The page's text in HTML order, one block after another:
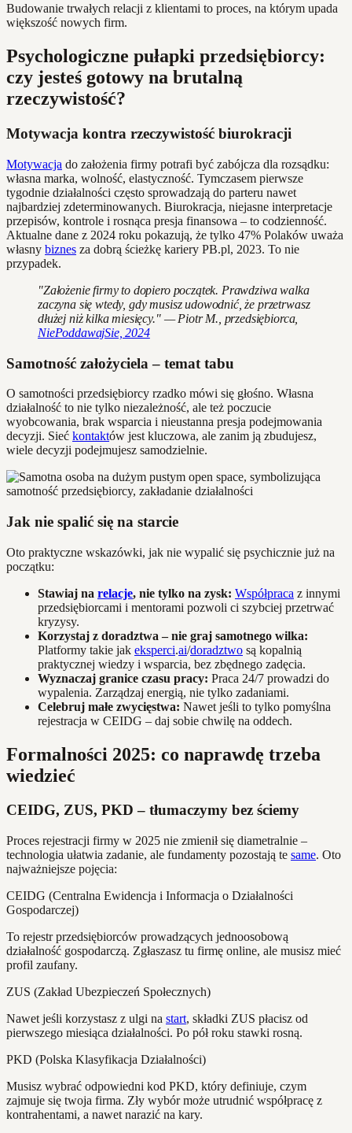
Budowanie trwałych relacji z klientami to proces, na którym upada
większość nowych firm.
Psychologiczne pułapki przedsiębiorcy:
czy jesteś gotowy na brutalną
rzeczywistość?
Motywacja kontra rzeczywistość biurokracji
Motywacja do założenia firmy potrafi być zabójcza dla rozsądku:
własna marka, wolność, elastyczność. Tymczasem pierwsze
tygodnie działalności często sprowadzają do parteru nawet
najbardziej zdeterminowanych. Biurokracja, niejasne interpretacje
przepisów, kontrole i rosnąca presja finansowa – to codzienność.
Aktualne dane z 2024 roku pokazują, że tylko 47% Polaków uważa
własny biznes za dobrą ścieżkę kariery PB.pl, 2023. To nie
przypadek.
"Założenie firmy to dopiero początek. Prawdziwa walka
zaczyna się wtedy, gdy musisz udowodnić, że przetrwasz
dłużej niż kilka miesięcy." — Piotr M., przedsiębiorca,
NiePoddawajSie, 2024
Samotność założyciela – temat tabu
O samotności przedsiębiorcy rzadko mówi się głośno. Własna
działalność to nie tylko niezależność, ale też poczucie
wyobcowania, brak wsparcia i nieustanna presja podejmowania
decyzji. Sieć kontaktów jest kluczowa, ale zanim ją zbudujesz,
wiele decyzji podejmujesz samodzielnie.
Jak nie spalić się na starcie
Oto praktyczne wskazówki, jak nie wypalić się psychicznie już na
początku:
Stawiaj na relacje, nie tylko na zysk: Współpraca z innymi
przedsiębiorcami i mentorami pozwoli ci szybciej przetrwać
kryzysy.
Korzystaj z doradztwa – nie graj samotnego wilka:
Platformy takie jak eksperci.ai/doradztwo są kopalnią
praktycznej wiedzy i wsparcia, bez zbędnego zadęcia.
Wyznaczaj granice czasu pracy: Praca 24/7 prowadzi do
wypalenia. Zarządzaj energią, nie tylko zadaniami.
Celebruj małe zwycięstwa: Nawet jeśli to tylko pomyślna
rejestracja w CEIDG – daj sobie chwilę na oddech.
Formalności 2025: co naprawdę trzeba
wiedzieć
CEIDG, ZUS, PKD – tłumaczymy bez ściemy
Proces rejestracji firmy w 2025 nie zmienił się diametralnie –
technologia ułatwia zadanie, ale fundamenty pozostają te same. Oto
najważniejsze pojęcia:
CEIDG (Centralna Ewidencja i Informacja o Działalności
Gospodarczej)
To rejestr przedsiębiorców prowadzących jednoosobową
działalność gospodarczą. Zgłaszasz tu firmę online, ale musisz mieć
profil zaufany.
ZUS (Zakład Ubezpieczeń Społecznych)
Nawet jeśli korzystasz z ulgi na start, składki ZUS płacisz od
pierwszego miesiąca działalności. Po pół roku stawki rosną.
PKD (Polska Klasyfikacja Działalności)
Musisz wybrać odpowiedni kod PKD, który definiuje, czym
zajmuje się twoja firma. Zły wybór może utrudnić współpracę z
kontrahentami, a nawet narazić na kary.